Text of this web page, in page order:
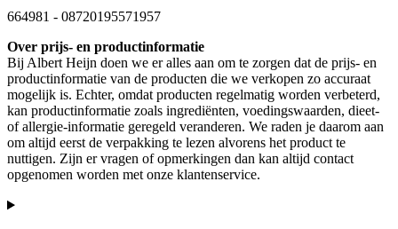
664981 - 08720195571957
Over prijs- en productinformatie
Bij Albert Heijn doen we er alles aan om te zorgen dat de prijs- en
productinformatie van de producten die we verkopen zo accuraat
mogelijk is. Echter, omdat producten regelmatig worden verbeterd,
kan productinformatie zoals ingrediënten, voedingswaarden, dieet-
of allergie-informatie geregeld veranderen. We raden je daarom aan
om altijd eerst de verpakking te lezen alvorens het product te
nuttigen. Zijn er vragen of opmerkingen dan kan altijd contact
opgenomen worden met onze klantenservice.